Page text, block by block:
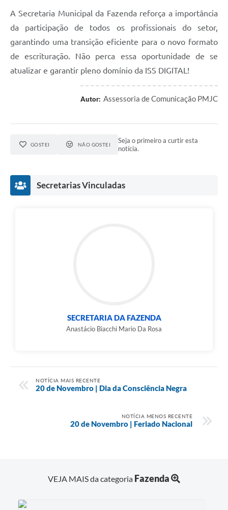
A Secretaria Municipal da Fazenda reforça a importância
da participação de todos os profissionais do setor,
garantindo uma transição eficiente para o novo formato
de escrituração. Não perca essa oportunidade de se
atualizar e garantir pleno domínio da ISS DIGITAL!
Autor: Assessoria de Comunicação PMJC
GOSTEI NÃO GOSTEI
Seja o primeiro a curtir esta
notícia.
Secretarias Vinculadas
SECRETARIA DA FAZENDA
Anastácio Biacchi Mario Da Rosa
NOTÍCIA MAIS RECENTE
20 de Novembro | Dia da Consciência Negra
NOTÍCIA MENOS RECENTE
20 de Novembro | Feriado Nacional
VEJA MAIS da categoria Fazenda